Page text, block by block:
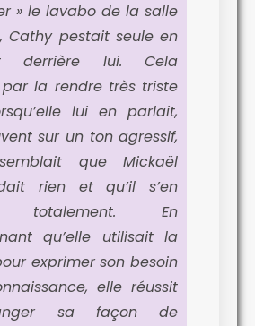
» le lavabo de la salle
Cathy pestait seule en
derrière lui. Cela
la rendre très triste
lui en parlait,
sur un ton agressif,
que Mickaël
rien et qu’il s’en
totalement. En
qu’elle utilisait la
exprimer son besoin
elle réussit
sa façon de